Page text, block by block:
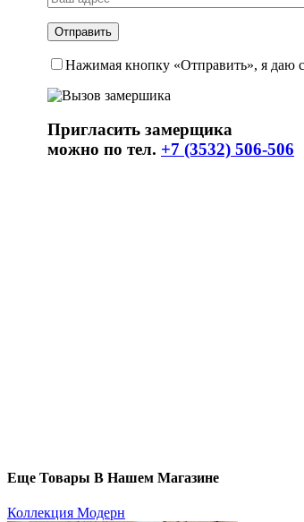
Нажимая кнопку «Отправить», я даю
Пригласить замерщика
можно по тел. +7 (3532) 506-506
Еще Товары В Нашем Магазине
Коллекция Модерн